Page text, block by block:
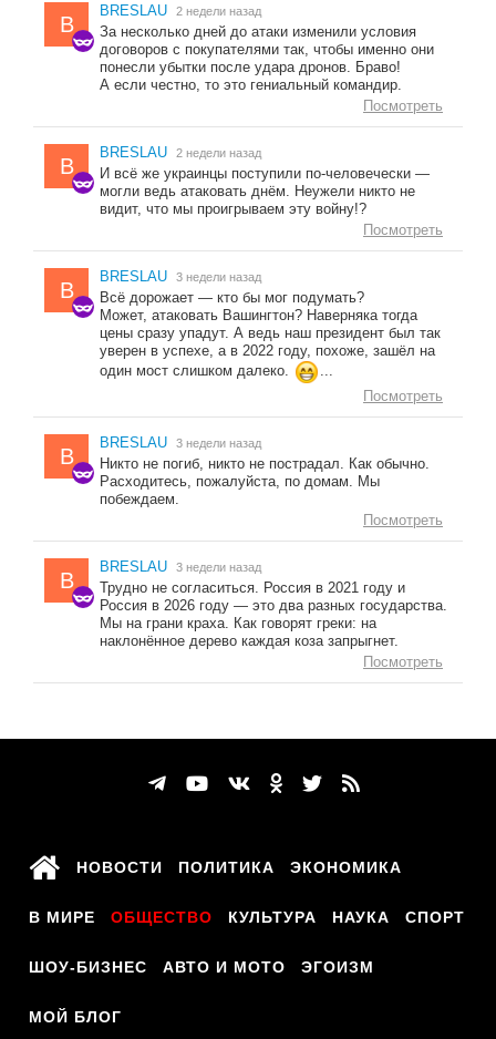
B
BRESLAU 2 недели назад
За несколько дней до атаки изменили условия
договоров с покупателями так, чтобы именно они
понесли убытки после удара дронов. Браво!
А если честно, то это гениальный командир.
Посмотреть
B
BRESLAU 2 недели назад
И всё же украинцы поступили по-человечески —
могли ведь атаковать днём. Неужели никто не
видит, что мы проигрываем эту войну!?
Посмотреть
B
BRESLAU 3 недели назад
Всё дорожает — кто бы мог подумать?
Может, атаковать Вашингтон? Наверняка тогда
цены сразу упадут. А ведь наш президент был так
уверен в успехе, а в 2022 году, похоже, зашёл на
один мост слишком далеко.
...
Посмотреть
B
BRESLAU 3 недели назад
Никто не погиб, никто не пострадал. Как обычно.
Расходитесь, пожалуйста, по домам. Мы
побеждаем.
Посмотреть
B
BRESLAU 3 недели назад
Трудно не согласиться. Россия в 2021 году и
Россия в 2026 году — это два разных государства.
Мы на грани краха. Как говорят греки: на
наклонённое дерево каждая коза запрыгнет.
Посмотреть
НОВОСТИ ПОЛИТИКА ЭКОНОМИКА
В МИРЕ ОБЩЕСТВО КУЛЬТУРА НАУКА СПОРТ
ШОУ-БИЗНЕС АВТО И МОТО ЭГОИЗМ
МОЙ БЛОГ